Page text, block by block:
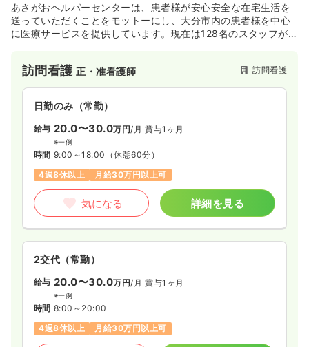
あさがおヘルパーセンターは、患者様が安心安全な在宅生活を
送っていただくことをモットーにし、大分市内の患者様を中心
に医療サービスを提供しています。現在は128名のスタッフが
訪問看護正・准看護師 訪問看護
日勤のみ（常勤）
給与 20.0〜30.0万円/月 賞与1ヶ月
※一例
時間 9:00～18:00 （休憩60分）
4週8休以上
月給30万円以上可
気になる 詳細を見る
2交代（常勤）
給与 20.0〜30.0万円/月 賞与1ヶ月
※一例
時間 8:00～20:00
4週8休以上
月給30万円以上可